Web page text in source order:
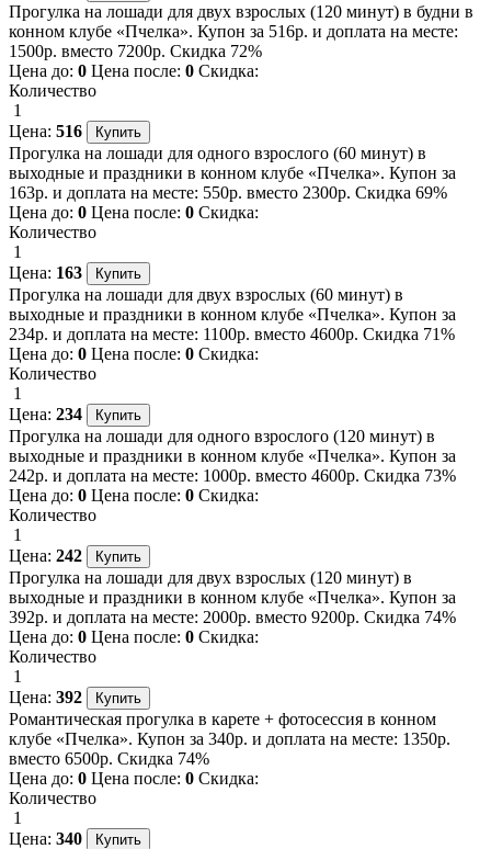
Прогулка на лошади для двух взрослых (120 минут) в будни в
конном клубе «Пчелка». Купон за 516р. и доплата на месте:
1500р. вместо 7200р. Скидка 72%
Цена до: 0 Цена после: 0 Скидка:
Количество
1
Цена: 516
Прогулка на лошади для одного взрослого (60 минут) в
выходные и праздники в конном клубе «Пчелка». Купон за
163р. и доплата на месте: 550р. вместо 2300р. Скидка 69%
Цена до: 0 Цена после: 0 Скидка:
Количество
1
Цена: 163
Прогулка на лошади для двух взрослых (60 минут) в
выходные и праздники в конном клубе «Пчелка». Купон за
234р. и доплата на месте: 1100р. вместо 4600р. Скидка 71%
Цена до: 0 Цена после: 0 Скидка:
Количество
1
Цена: 234
Прогулка на лошади для одного взрослого (120 минут) в
выходные и праздники в конном клубе «Пчелка». Купон за
242р. и доплата на месте: 1000р. вместо 4600р. Скидка 73%
Цена до: 0 Цена после: 0 Скидка:
Количество
1
Цена: 242
Прогулка на лошади для двух взрослых (120 минут) в
выходные и праздники в конном клубе «Пчелка». Купон за
392р. и доплата на месте: 2000р. вместо 9200р. Скидка 74%
Цена до: 0 Цена после: 0 Скидка:
Количество
1
Цена: 392
Романтическая прогулка в карете + фотосессия в конном
клубе «Пчелка». Купон за 340р. и доплата на месте: 1350р.
вместо 6500р. Скидка 74%
Цена до: 0 Цена после: 0 Скидка:
Количество
1
Цена: 340